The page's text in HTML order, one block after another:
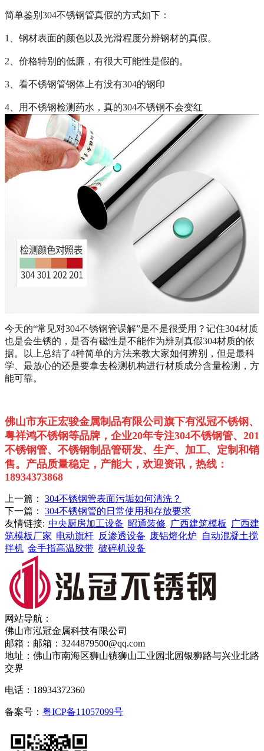
简单鉴别304不锈钢管真假的方式如下：
1、钢材表面的颜色以及光滑程度分辨钢材的真假。
2、价格特别的低廉，有很大可能性是假的。
3、看不锈钢管钢体上有没有304的钢印
4、用不锈钢检测药水，真的304不锈钢不会变红
今天的“常见对304不锈钢管误解”是不是很受用？记住304材质
也是会生锈的，是否有磁性是不能作为辨别真假304材质的依
据。以上总结了4种简单的方法来教大家如何辨别，但是最科
学、最放心的还是要拿去检测机构进行材质成分含量检测，方
能可靠。
佛山市东正宏骏金属制品有限公司旗下有泓冠不锈钢、
粤祥鸿不锈钢等品牌，企业20年专注304不锈钢管、 201
不锈钢管、不锈钢制品管研发、生产、加工、定制和销
售。 产品质量稳定，产能大，欢迎资讯，热线：
18934373868
上一篇： 304不锈钢管表面污垢如何清洗？
下一篇： 304不锈钢管的日常使用和存放要求
友情链接: 中央厨房加工设备 昭通装修 广西建筑模板
广西建
筑模板厂家 电动旗杆 反渗透设备 废铝熔化炉
自动混凝土搅
拌机 金手指高温胶带 破碎机设备
网站导航：
佛山市泓冠金属科技有限公司
邮箱：邮箱：3244879500@qq.com
地址：佛山市南海区狮山镇狮山工业园北园银狮路与兴业北路
交界
电话：18934372360
备案号： 粤ICP备11057099号